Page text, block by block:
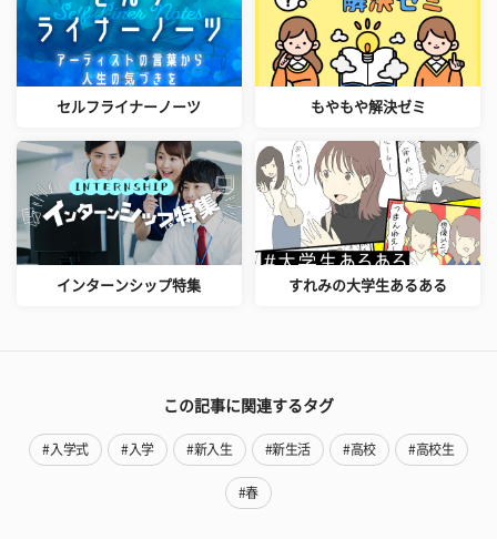
セルフライナーノーツ もやもや解決ゼミ
インターンシップ特集 すれみの大学生あるある
この記事に関連するタグ
#入学式 #入学 #新入生 #新生活 #高校 #高校生
#春